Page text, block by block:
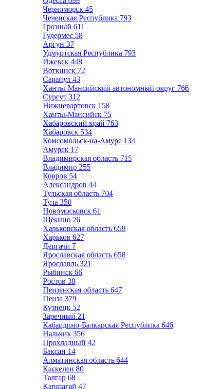
Черноморск 45
Чеченская Республика 793
Грозный 611
Гудермес 58
Аргун 37
Удмуртская Республика 793
Ижевск 448
Воткинск 72
Сарапул 43
Ханты-Мансийский автономный округ 766
Сургут 312
Нижневартовск 158
Ханты-Мансийск 75
Хабаровский край 763
Хабаровск 534
Комсомольск-на-Амуре 134
Амурск 17
Владимирская область 715
Владимир 255
Ковров 54
Александров 44
Тульская область 704
Тула 350
Новомосковск 61
Щёкино 26
Харьковская область 659
Харьков 627
Дергачи 7
Ярославская область 658
Ярославль 321
Рыбинск 66
Ростов 38
Пензенская область 647
Пенза 379
Кузнецк 52
Заречный 21
Кабардино-Балкарская Республика 646
Нальчик 356
Прохладный 42
Баксан 14
Алматинская область 644
Каскелен 80
Талгар 68
Капшагай 47